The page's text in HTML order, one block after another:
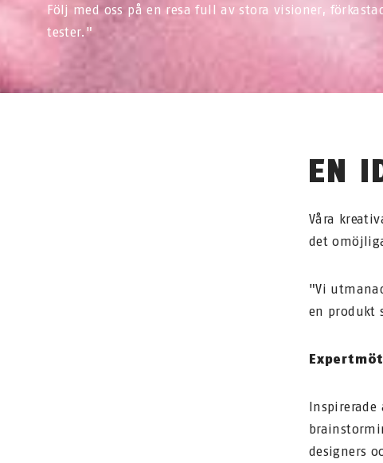
Följ med oss på en resa full av stora visioner,
tester."
EN
Våra
det
"Vi
en produkt
Inspirerade
designers